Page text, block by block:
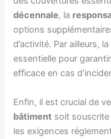
décennale, la
options
d’activité. Par ailleurs,
essentielle pour
efficace en cas
Enfin, il est crucial de
bâtiment soit
les exigences